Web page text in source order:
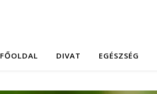
FŐOLDAL DIVAT EGÉSZSÉG